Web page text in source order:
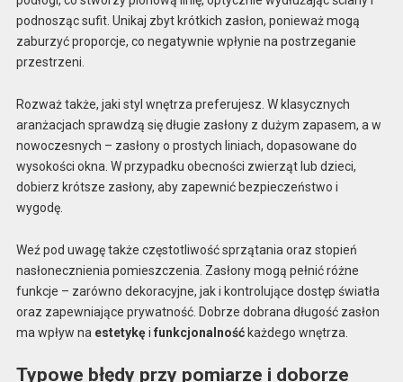
podnosząc sufit. Unikaj zbyt krótkich zasłon, ponieważ mogą
zaburzyć proporcje, co negatywnie wpłynie na postrzeganie
przestrzeni.
Rozważ także, jaki styl wnętrza preferujesz. W klasycznych
aranżacjach sprawdzą się długie zasłony z dużym zapasem, a w
nowoczesnych – zasłony o prostych liniach, dopasowane do
wysokości okna. W przypadku obecności zwierząt lub dzieci,
dobierz krótsze zasłony, aby zapewnić bezpieczeństwo i
wygodę.
Weź pod uwagę także częstotliwość sprzątania oraz stopień
nasłonecznienia pomieszczenia. Zasłony mogą pełnić różne
funkcje – zarówno dekoracyjne, jak i kontrolujące dostęp światła
oraz zapewniające prywatność. Dobrze dobrana długość zasłon
ma wpływ na estetykęi funkcjonalnośćkażdego wnętrza.
Typowe błędy przy pomiarze i doborze